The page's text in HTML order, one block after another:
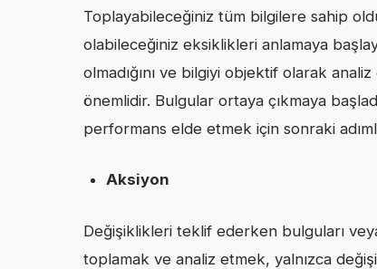
Toplayabileceğiniz tüm bilgilere sahip
olabileceğiniz eksiklikleri anlamaya
olmadığını ve bilgiyi objektif olarak
önemlidir. Bulgular ortaya çıkmaya
performans elde etmek için sonraki
Aksiyon
Değişiklikleri teklif ederken bulguları
toplamak ve analiz etmek, yalnızca